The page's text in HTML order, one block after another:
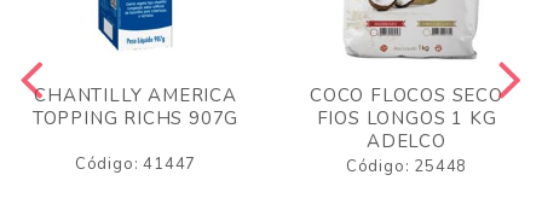
CHANTILLY AMERICA
TOPPING RICHS 907G
Código: 41447
COCO FLOCOS SECO
FIOS LONGOS 1 KG
ADELCO
Código: 25448